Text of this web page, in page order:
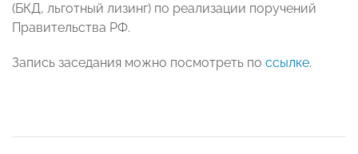
(БКД, льготный лизинг) по реализации поручений
Правительства РФ.
Запись заседания можно посмотреть по ссылке.